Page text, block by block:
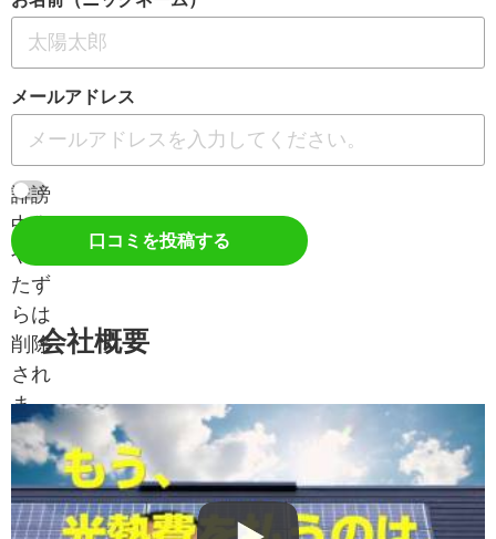
メールアドレス
誹謗
中傷
やい
たず
らは
削除
され
ま
す。
よろ
しけ
れば
口コミを投稿する
会社概要